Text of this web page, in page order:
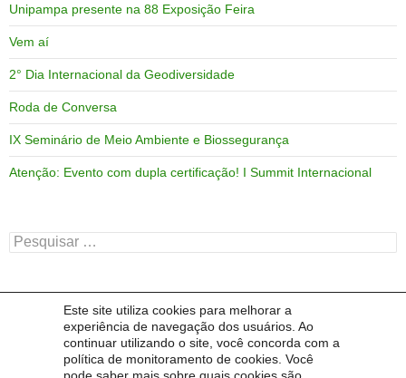
Este site utiliza cookies para melhorar a
experiência de navegação dos usuários. Ao
continuar utilizando o site, você concorda com a
política de monitoramento de cookies. Você
Unipampa presente na 88 Exposição Feira
Vem aí
2° Dia Internacional da Geodiversidade
Roda de Conversa
IX Seminário de Meio Ambiente e Biossegurança
Atenção: Evento com dupla certificação! I Summit Internacional
Pesquisar
por:
ARQUIVOS